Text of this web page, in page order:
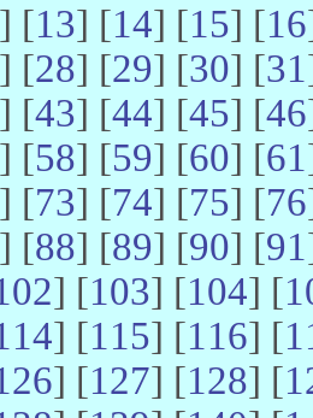
] [13] [14] [15] [16
] [28] [29] [30] [31
] [43] [44] [45] [46
] [58] [59] [60] [61
] [73] [74] [75] [76
] [88] [89] [90] [91
] [103] [104] [
] [115] [116] [
] [127] [128] [